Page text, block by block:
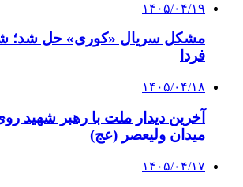
۱۴۰۵/۰۴/۱۹
مشکل سریال «کوری» حل شد؛
فردا
۱۴۰۵/۰۴/۱۸
آخرین دیدار ملت با رهبر شهید
میدان ولیعصر (عج)
۱۴۰۵/۰۴/۱۷